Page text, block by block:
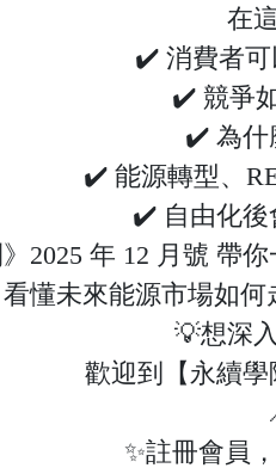
在
✔️ 消費者可
✔️ 競爭
✔️ 為什
✔️ 能源轉型、
✔️ 自由化後
2025 年 12 月號 帶
看懂未來能源市場如何
💡想深
歡迎到【永續學
✨註冊會員